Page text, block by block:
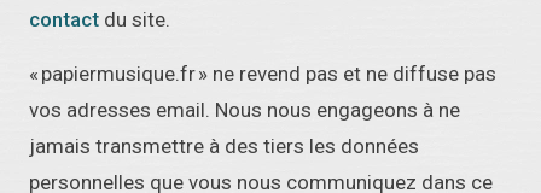
contact du site.
« papiermusique.fr » ne revend pas et ne diffuse pas
vos adresses email. Nous nous engageons à ne
jamais transmettre à des tiers les données
personnelles que vous nous communiquez dans ce